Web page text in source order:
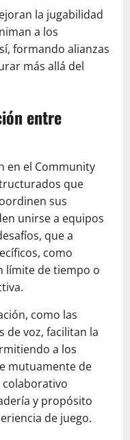
la jugabilidad
a los
formando alianzas
más allá del
entre
en el Community
que
sus
unirse a equipos
que a
como
límite de tiempo o
como las
de voz, facilitan la
a los
mutuamente de
colaborativo
y propósito
de juego.